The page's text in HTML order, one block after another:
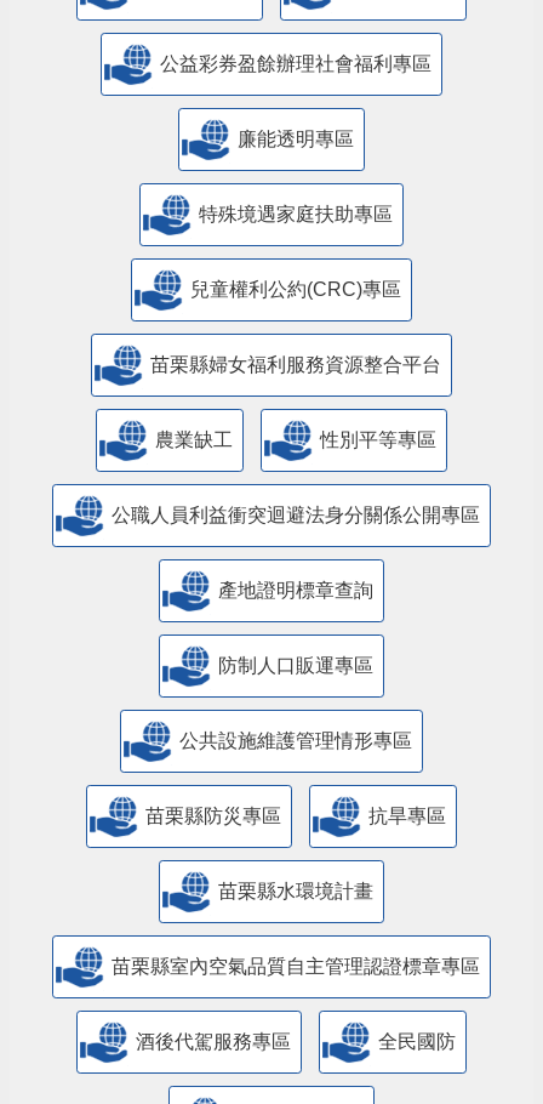
公益彩券盈餘辦理社會福利專區
廉能透明專區
特殊境遇家庭扶助專區
兒童權利公約(CRC)專區
苗栗縣婦女福利服務資源整合平台
農業缺工 性別平等專區
公職人員利益衝突迴避法身分關係公開專區
產地證明標章查詢
防制人口販運專區
​公共設施維護管理情形專區
苗栗縣防災專區 抗旱專區
苗栗縣水環境計畫
苗栗縣室內空氣品質自主管理認證標章專區
酒後代駕服務專區 全民國防